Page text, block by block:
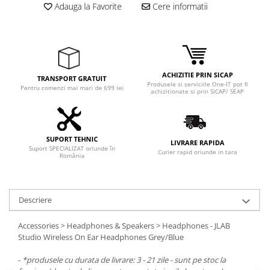
Adaptoare
Tastaturi
Componente PC
Placi de Baza
CPU
Memorii
SSD
Adauga la Favorite Cere informatii
TRANSPORT GRATUIT
Pentru comenzi mai mari de 699 lei
ACHIZITIE PRIN SICAP
Produsele si serviciile One-IT pot fi
achizitionate si prin SICAP/ SEAP
SUPORT TEHNIC
Suport SPECIALIZAT oriunde în
România
LIVRARE RAPIDA
Curier rapid oriunde in tara
Descriere
Accessories > Headphones & Speakers > Headphones - JLAB
Studio Wireless On Ear Headphones Grey/Blue
- *produsele cu durata de livrare: 3 - 21 zile - sunt pe stoc la